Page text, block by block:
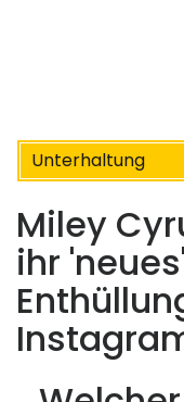
Unterhaltung
Miley
ihr